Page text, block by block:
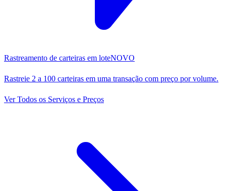
Rastreamento de carteiras em loteNOVO
Rastreie 2 a 100 carteiras em uma transação com preço por volume.
Ver Todos os Serviços e Preços